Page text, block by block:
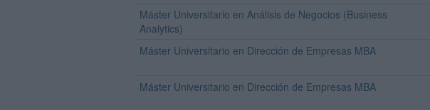
Máster Universitario en Análisis de Negocios (Business
Analytics)
Máster Universitario en Dirección de Empresas MBA
Máster Universitario en Dirección de Empresas MBA